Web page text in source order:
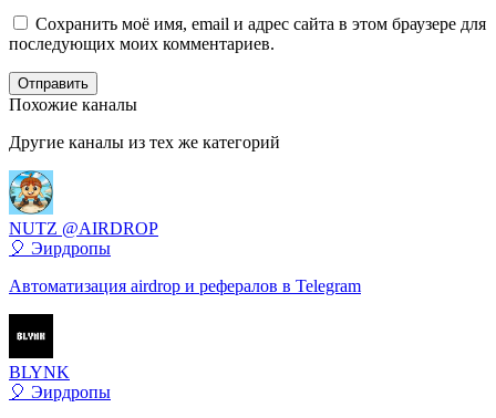
Сохранить моё имя, email и адрес сайта в этом браузере для
последующих моих комментариев.
Отправить
Похожие каналы
Другие каналы из тех же категорий
NUTZ @AIRDROP
🎈 Эирдропы
Автоматизация airdrop и рефералов в Telegram
BLYNK
🎈 Эирдропы